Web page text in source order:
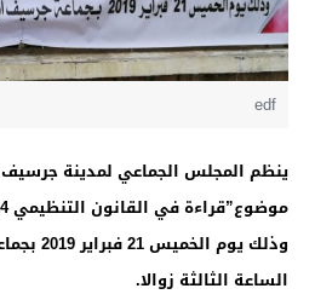
edf
ينظم المجلس الجماعي لمدينة
موضوع”قراءة في القانون التنظيمي 113.14 للجماعات الترابية”.
وذلك يوم
الساعة الثالثة زوالا.